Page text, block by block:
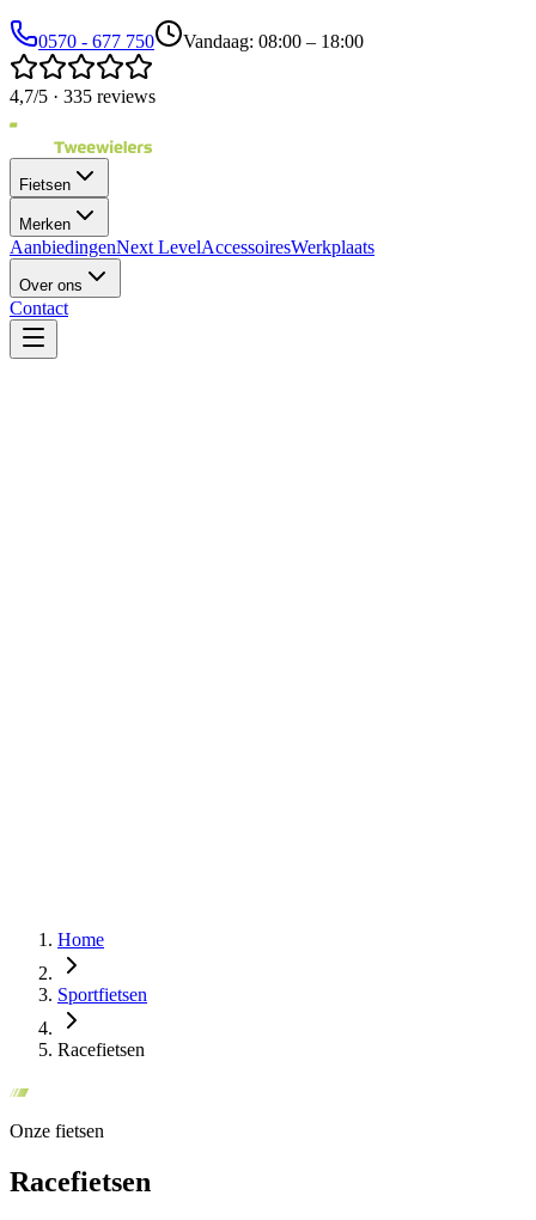
0570 - 677 750 Vandaag: 08:00 – 18:00
4,7/5 · 335 reviews
Fietsen
Merken
AanbiedingenNext LevelAccessoiresWerkplaats
Over ons
Contact
Home
Sportfietsen
Racefietsen
Onze fietsen
Racefietsen